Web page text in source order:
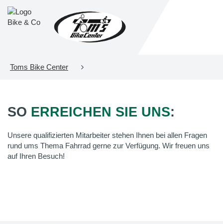
Toms Bike Center
SO ERREICHEN SIE UNS:
Unsere qualifizierten Mitarbeiter stehen Ihnen bei allen Fragen
rund ums Thema Fahrrad gerne zur Verfügung. Wir freuen uns
auf Ihren Besuch!